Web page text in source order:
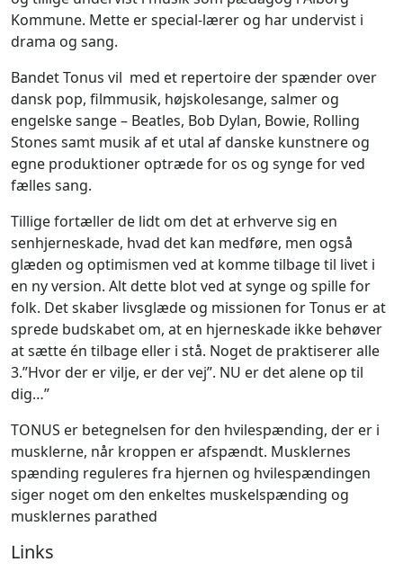
Kommune. Mette er special-lærer og har undervist i
drama og sang.
Bandet Tonus vil med et repertoire der spænder over
dansk pop, filmmusik, højskolesange, salmer og
engelske sange – Beatles, Bob Dylan, Bowie, Rolling
Stones samt musik af et utal af danske kunstnere og
egne produktioner optræde for os og synge for ved
fælles sang.
Tillige fortæller de lidt om det at erhverve sig en
senhjerneskade, hvad det kan medføre, men også
glæden og optimismen ved at komme tilbage til livet i
en ny version. Alt dette blot ved at synge og spille for
folk. Det skaber livsglæde og missionen for Tonus er at
sprede budskabet om, at en hjerneskade ikke behøver
at sætte én tilbage eller i stå. Noget de praktiserer alle
3.”Hvor der er vilje, er der vej”. NU er det alene op til
dig…”
TONUS er betegnelsen for den hvilespænding, der er i
musklerne, når kroppen er afspændt. Musklernes
spænding reguleres fra hjernen og hvilespændingen
siger noget om den enkeltes muskelspænding og
musklernes parathed
Links